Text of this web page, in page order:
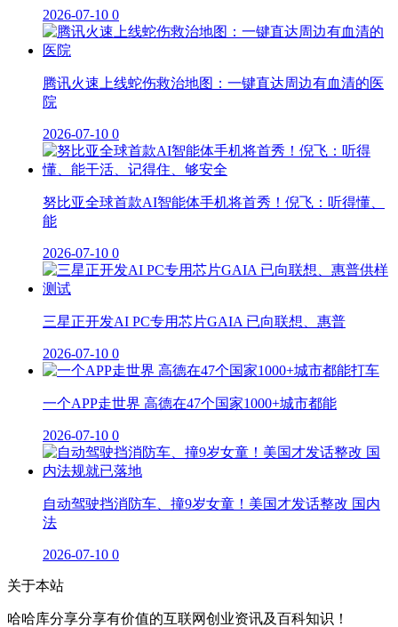
2026-07-10 0
腾讯火速上线蛇伤救治地图：一键直达周边有血清的医
院
2026-07-10 0
努比亚全球首款AI智能体手机将首秀！倪飞：听得懂、
能
2026-07-10 0
三星正开发AI PC专用芯片GAIA 已向联想、惠普
2026-07-10 0
一个APP走世界 高德在47个国家1000+城市都能
2026-07-10 0
自动驾驶挡消防车、撞9岁女童！美国才发话整改 国内
法
2026-07-10 0
关于本站
哈哈库分享分享有价值的互联网创业资讯及百科知识！